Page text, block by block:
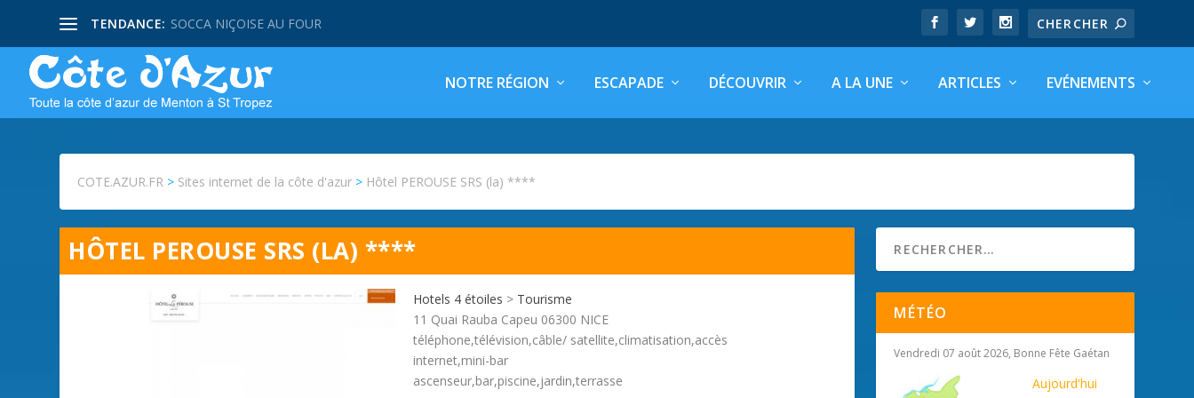
TENDANCE: SOCCA NIÇOISE AU FOUR
NOTRE RÉGION ESCAPADE DÉCOUVRIR A LA UNE ARTICLES EVÉNEMENTS
COTE.AZUR.FR > Sites internet de la côte d'azur > Hôtel PEROUSE SRS (la) ****
HÔTEL PEROUSE SRS (LA) ****
Hotels 4 étoiles > Tourisme
11 Quai Rauba Capeu 06300 NICE
téléphone,télévision,câble/ satellite,climatisation,accès
internet,mini-bar
ascenseur,bar,piscine,jardin,terrasse
MÉTÉO
Vendredi 07 août 2026, Bonne Fête Gaétan
Aujourd'hui